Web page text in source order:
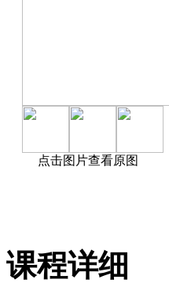
点击图片查看原图
课程详细